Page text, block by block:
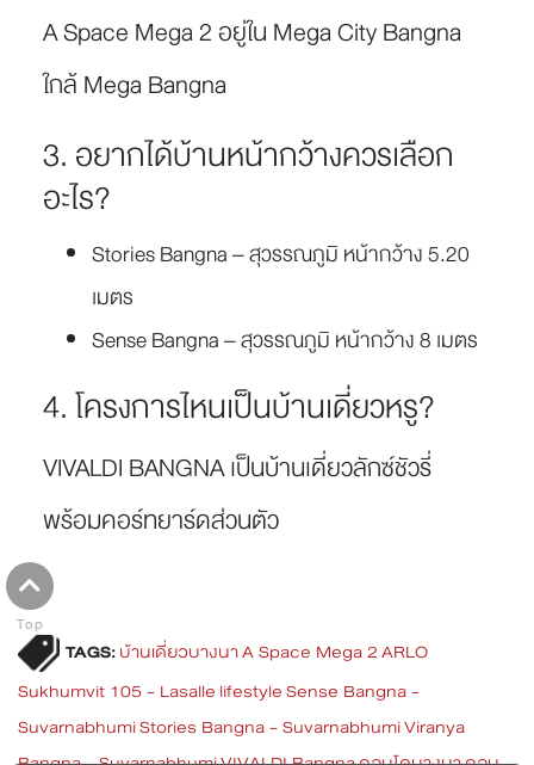
Top
A Space Mega 2 อยู่ใน Mega City Bangna
ใกล้ Mega Bangna
3. อยากได้บ้านหน้ากว้างควรเลือก
อะไร?
Stories Bangna – สุวรรณภูมิ หน้ากว้าง 5.20
เมตร
Sense Bangna – สุวรรณภูมิ หน้ากว้าง 8 เมตร
4. โครงการไหนเป็นบ้านเดี่ยวหรู?
VIVALDI BANGNA เป็นบ้านเดี่ยวลักซ์ชัวรี่
พร้อมคอร์ทยาร์ดส่วนตัว
TAGS:บ้านเดี่ยวบางนาA Space Mega 2ARLO
Sukhumvit 105 - Lasalle lifestyleSense Bangna -
SuvarnabhumiStories Bangna - SuvarnabhumiViranya